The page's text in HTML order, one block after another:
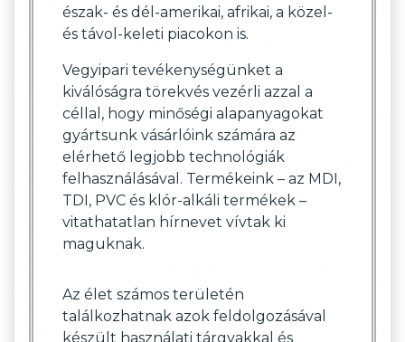
észak- és dél-amerikai, afrikai, a közel-
és távol-keleti piacokon is.
Vegyipari tevékenységünket a
kiválóságra törekvés vezérli azzal a
céllal, hogy minőségi alapanyagokat
gyártsunk vásárlóink számára az
elérhető legjobb technológiák
felhasználásával. Termékeink – az MDI,
TDI, PVC és klór-alkáli termékek –
vitathatatlan hírnevet vívtak ki
maguknak.
Az élet számos területén
találkozhatnak azok feldolgozásával
készült használati tárgyakkal és